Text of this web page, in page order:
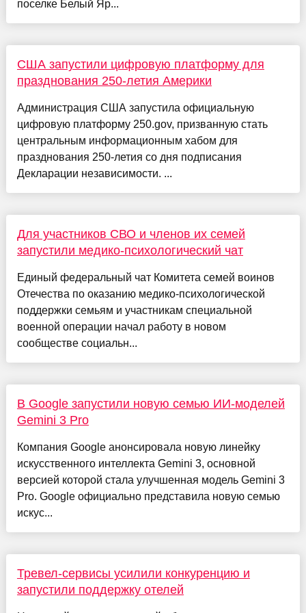
поселке Белый Яр...
США запустили цифровую платформу для
празднования 250-летия Америки
Администрация США запустила официальную
цифровую платформу 250.gov, призванную стать
центральным информационным хабом для
празднования 250-летия со дня подписания
Декларации независимости. ...
Для участников СВО и членов их семей
запустили медико-психологический чат
Единый федеральный чат Комитета семей воинов
Отечества по оказанию медико-психологической
поддержки семьям и участникам специальной
военной операции начал работу в новом
сообществе социальн...
В Google запустили новую семью ИИ-моделей
Gemini 3 Pro
Компания Google анонсировала новую линейку
искусственного интеллекта Gemini 3, основной
версией которой стала улучшенная модель Gemini 3
Pro. Google официально представила новую семью
искус...
Тревел-сервисы усилили конкуренцию и
запустили поддержку отелей